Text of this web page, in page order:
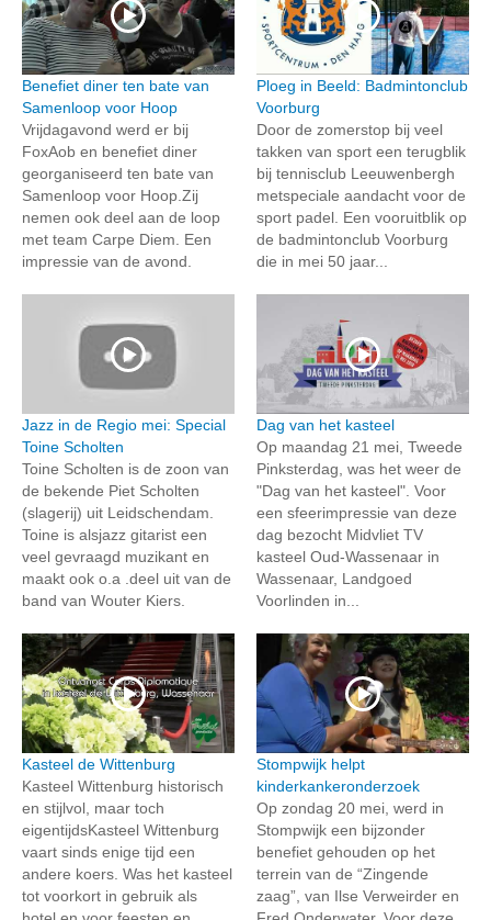
Benefiet diner ten bate van
Samenloop voor Hoop
Vrijdagavond werd er bij
FoxAob en benefiet diner
georganiseerd ten bate van
Samenloop voor Hoop.Zij
nemen ook deel aan de loop
met team Carpe Diem. Een
impressie van de avond.
Ploeg in Beeld: Badmintonclub
Voorburg
Door de zomerstop bij veel
takken van sport een terugblik
bij tennisclub Leeuwenbergh
metspeciale aandacht voor de
sport padel. Een vooruitblik op
de badmintonclub Voorburg
die in mei 50 jaar...
Jazz in de Regio mei: Special
Toine Scholten
Toine Scholten is de zoon van
de bekende Piet Scholten
(slagerij) uit Leidschendam.
Toine is alsjazz gitarist een
veel gevraagd muzikant en
maakt ook o.a .deel uit van de
band van Wouter Kiers.
Dag van het kasteel
Op maandag 21 mei, Tweede
Pinksterdag, was het weer de
"Dag van het kasteel". Voor
een sfeerimpressie van deze
dag bezocht Midvliet TV
kasteel Oud-Wassenaar in
Wassenaar, Landgoed
Voorlinden in...
Kasteel de Wittenburg
Kasteel Wittenburg historisch
en stijlvol, maar toch
eigentijdsKasteel Wittenburg
vaart sinds enige tijd een
andere koers. Was het kasteel
tot voorkort in gebruik als
Stompwijk helpt
kinderkankeronderzoek
Op zondag 20 mei, werd in
Stompwijk een bijzonder
benefiet gehouden op het
terrein van de “Zingende
zaag”, van Ilse Verweirder en